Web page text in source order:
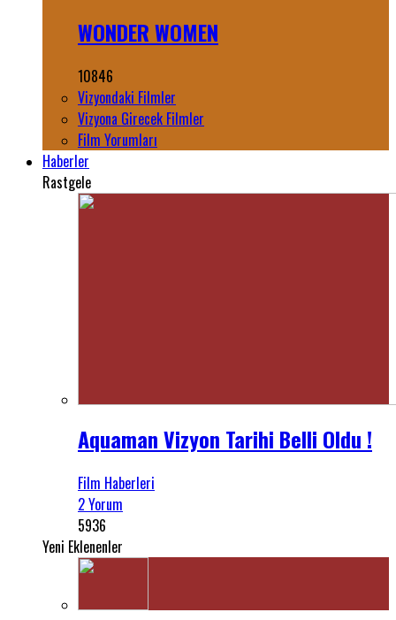
WONDER WOMEN
10846
Vizyondaki Filmler
Vizyona Girecek Filmler
Film Yorumları
Haberler
Rastgele
Aquaman Vizyon Tarihi Belli Oldu !
Film Haberleri
2 Yorum
5936
Yeni Eklenenler